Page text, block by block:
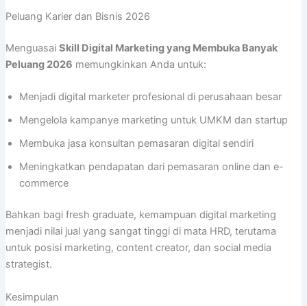
Peluang Karier dan Bisnis 2026
Menguasai Skill Digital Marketing yang Membuka Banyak
Peluang 2026 memungkinkan Anda untuk:
Menjadi digital marketer profesional di perusahaan besar
Mengelola kampanye marketing untuk UMKM dan startup
Membuka jasa konsultan pemasaran digital sendiri
Meningkatkan pendapatan dari pemasaran online dan e-
commerce
Bahkan bagi fresh graduate, kemampuan digital marketing
menjadi nilai jual yang sangat tinggi di mata HRD, terutama
untuk posisi marketing, content creator, dan social media
strategist.
Kesimpulan